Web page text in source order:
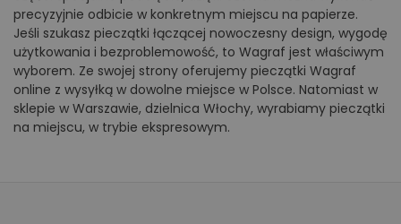
precyzyjnie odbicie w konkretnym miejscu na papierze.
Jeśli szukasz pieczątki łączącej nowoczesny design, wygodę
użytkowania i bezproblemowość, to Wagraf jest właściwym
wyborem. Ze swojej strony oferujemy pieczątki Wagraf
online z wysyłką w dowolne miejsce w Polsce. Natomiast w
sklepie w Warszawie, dzielnica Włochy, wyrabiamy pieczątki
na miejscu, w trybie ekspresowym.